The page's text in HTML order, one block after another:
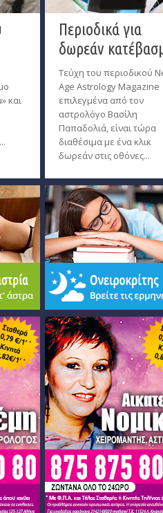
και
Περιοδικά για
δωρεάν
Τεύχη του περιοδικού
Age Astrology Magazine
επιλεγμένα από τον
αστρολόγο Βασίλη
Παπαδολιά, είναι τώρα
διαθέσιμα με ένα κλικ
δωρεάν στις οθόνες...